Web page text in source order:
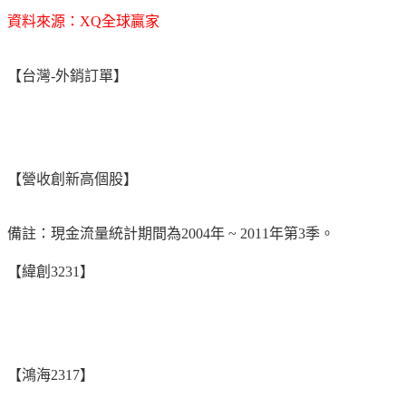
資料來源：XQ全球贏家
【台灣-外銷訂單】
【營收創新高個股】
備註：現金流量統計期間為2004年 ~ 2011年第3季。
【緯創3231】
【鴻海2317】